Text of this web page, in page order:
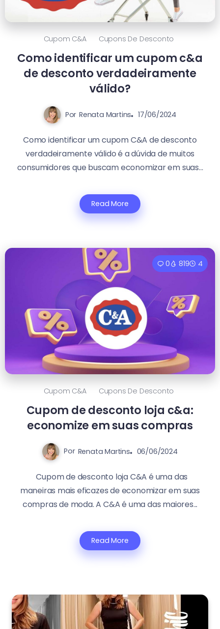
Cupom C&a Cupons De Desconto
Como identificar um cupom c&a
de desconto verdadeiramente
válido?
Por Renata Martins 17/06/2024
Como identificar um cupom C&A de desconto
verdadeiramente válido é a dúvida de muitos
consumidores que buscam economizar em suas...
Read More
0 819 4
Cupom C&a Cupons De Desconto
Cupom de desconto loja c&a:
economize em suas compras
Por Renata Martins 06/06/2024
Cupom de desconto loja C&A é uma das
maneiras mais eficazes de economizar em suas
compras de moda. A C&A é uma das maiores...
Read More